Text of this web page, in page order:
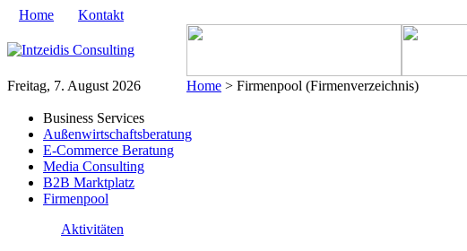
Home Kontakt
Freitag, 7. August 2026 Home > Firmenpool (Firmenverzeichnis)
Business Services
Außenwirtschaftsberatung
E-Commerce Beratung
Media Consulting
B2B Marktplatz
Firmenpool
Aktivitäten